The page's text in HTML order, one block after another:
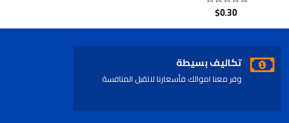
Rated
$0.30
تكاليف بسيطة
وفر معنا اموالك فأسعارنا لاتقبل المنافسة